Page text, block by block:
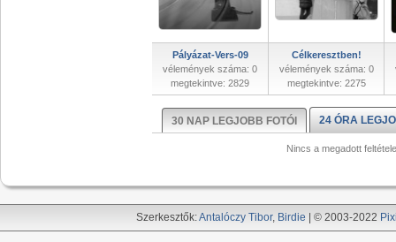
Pályázat-Vers-09
vélemények száma: 0
megtekintve: 2829
Célkeresztben!
vélemények száma: 0
megtekintve: 2275
30 NAP LEGJOBB FOTÓI 24 ÓRA
Nincs a megadott
Szerkesztők:Antalóczy Tibor, Birdie | © 2003-2022